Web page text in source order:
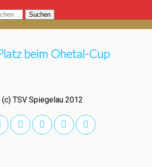
beim Ohetal-Cup
(c) TSV Spiegelau 2012